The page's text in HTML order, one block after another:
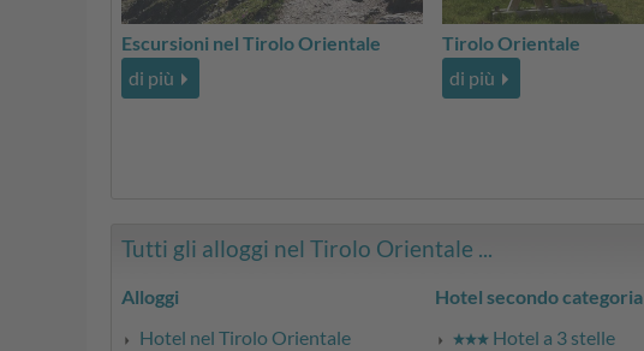
Escursioni nel Tirolo Orientale
di più
Tirolo Orientale
di più
Tutti gli alloggi nel Tirolo Orientale ...
Alloggi
Hotel nel Tirolo Orientale
Hotel secondo categoria
Hotel a 3 stelle